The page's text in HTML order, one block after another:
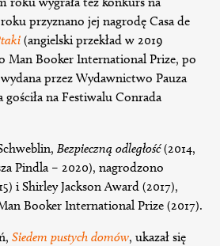
przyznano jej nagrodę Casa de
(angielski przekład w 2019
Man Booker International Prize, po
przez Wydawnictwo Pauza
na Festiwalu Conrada
Bezpieczną odległość(2014,
Pindla – 2020), nagrodzono
i Shirley Jackson Award (2017),
Booker International Prize (2017).
Siedem pustych domów, ukazał się